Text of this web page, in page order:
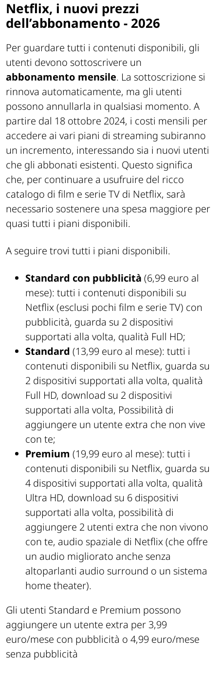
Netflix, i nuovi prezzi
dell’abbonamento - 2026
Per guardare tutti i contenuti disponibili, gli
utenti devono sottoscrivere un
abbonamento mensile. La sottoscrizione si
rinnova automaticamente, ma gli utenti
possono annullarla in qualsiasi momento. A
partire dal 18 ottobre 2024, i costi mensili per
accedere ai vari piani di streaming subiranno
un incremento, interessando sia i nuovi utenti
che gli abbonati esistenti. Questo significa
che, per continuare a usufruire del ricco
catalogo di film e serie TV di Netflix, sarà
necessario sostenere una spesa maggiore per
quasi tutti i piani disponibili.
A seguire trovi tutti i piani disponibili.
Standard con pubblicità (6,99 euro al
mese): tutti i contenuti disponibili su
Netflix (esclusi pochi film e serie TV) con
pubblicità, guarda su 2 dispositivi
supportati alla volta, qualità Full HD;
Standard (13,99 euro al mese): tutti i
contenuti disponibili su Netflix, guarda su
2 dispositivi supportati alla volta, qualità
Full HD, download su 2 dispositivi
supportati alla volta, Possibilità di
aggiungere un utente extra che non vive
con te;
Premium (19,99 euro al mese): tutti i
contenuti disponibili su Netflix, guarda su
4 dispositivi supportati alla volta, qualità
Ultra HD, download su 6 dispositivi
supportati alla volta, possibilità di
aggiungere 2 utenti extra che non vivono
con te, audio spaziale di Netflix (che offre
un audio migliorato anche senza
altoparlanti audio surround o un sistema
home theater).
Gli utenti Standard e Premium possono
aggiungere un utente extra per 3,99
euro/mese con pubblicità o 4,99 euro/mese
senza pubblicità